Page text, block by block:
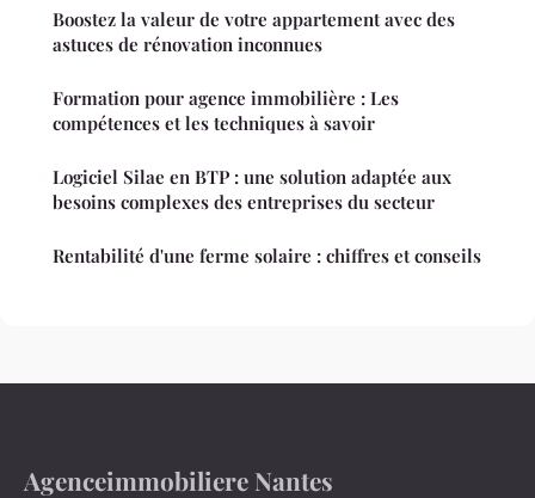
Boostez la valeur de votre appartement avec des
astuces de rénovation inconnues
Formation pour agence immobilière : Les
compétences et les techniques à savoir
Logiciel Silae en BTP : une solution adaptée aux
besoins complexes des entreprises du secteur
Rentabilité d'une ferme solaire : chiffres et conseils
Agenceimmobiliere Nantes